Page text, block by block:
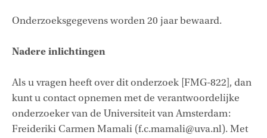
Onderzoeksgegevens worden 20 jaar bewaard.
Nadere inlichtingen
Als u vragen heeft over dit onderzoek [FMG-822], dan
kunt u contact opnemen met de verantwoordelijke
onderzoeker van de Universiteit van Amsterdam:
Freideriki Carmen Mamali (f.c.mamali@uva.nl). Met